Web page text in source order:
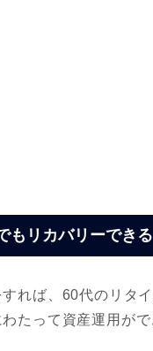
もリカバリーできる
れば、60代のリタ
たって資産運用がで